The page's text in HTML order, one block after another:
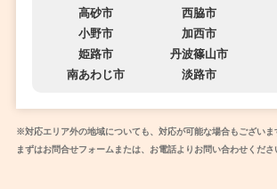
高砂市
西脇市
小野市
加西市
姫路市
丹波篠山市
南あわじ市
淡路市
※対応エリア外の地域についても、対応が可能な場合もございま
まずはお問合せフォームまたは、お電話よりお問い合わせくださ